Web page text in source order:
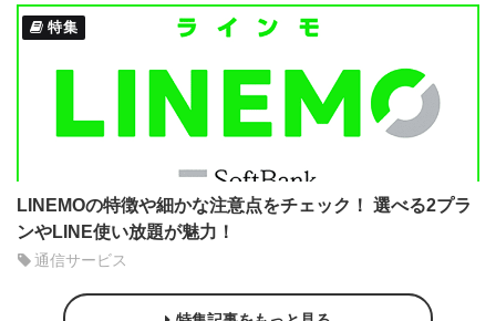
特集
LINEMOの特徴や細かな注意点をチェック！ 選べる2プラ
ンやLINE使い放題が魅力！
通信サービス